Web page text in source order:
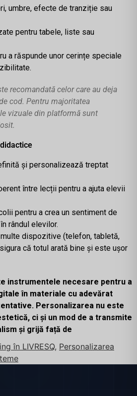
umbre, efecte de tranziție sau
pentru tabele, liste sau
a răspunde unor cerințe speciale
recomandată celor care au deja
cod. Pentru majoritatea
vizuale din platformă sunt
și personalizează treptat
între lecții pentru a ajuta elevii
pentru a crea un sentiment de
rândul elevilor.
dispozitive (telefon, tabletă,
că totul arată bine și este ușor
instrumentele necesare pentru a
în materiale cu adevărat
Personalizarea nu este
ci și un mod de a transmite
și grijă față de
în LIVRESQ, Personalizarea